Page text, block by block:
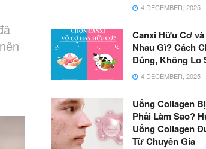
4 DECEMBER, 2025
Canxi Hữu Cơ
Nhau Gì? Cách
Đúng, Không Lo
4 DECEMBER, 2025
Uống Collagen
Phải Làm Sao?
Uống Collagen
Từ Chuyên Gia